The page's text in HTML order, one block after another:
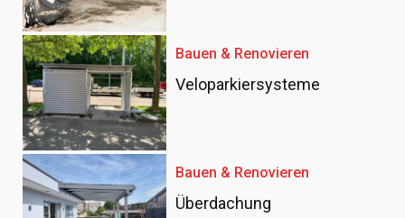
Bauen & Renovieren
Veloparkiersysteme
Bauen & Renovieren
Überdachung